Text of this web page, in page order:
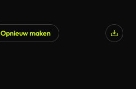
Opnieuw maken